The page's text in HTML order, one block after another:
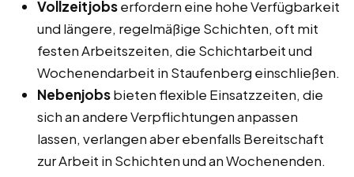
Vollzeitjobserfordern eine hohe Verfügbarkeit
und längere, regelmäßige Schichten, oft mit
festen Arbeitszeiten, die Schichtarbeit und
Wochenendarbeit in Staufenberg einschließen.
Nebenjobsbieten flexible Einsatzzeiten, die
sich an andere Verpflichtungen anpassen
lassen, verlangen aber ebenfalls Bereitschaft
zur Arbeit in Schichten und an Wochenenden.